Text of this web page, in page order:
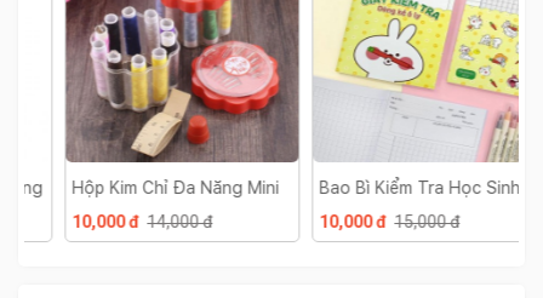
Hộp Kim Chỉ Đa Năng Mini
10,000 đ14,000 đ
Bao Bì Kiểm Tra Học Sinh
10,000 đ15,000 đ